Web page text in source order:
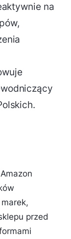
na
Amazon
przed